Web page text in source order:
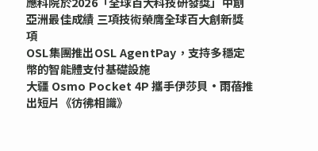
亞洲最佳成績 三項技術榮膺全球百大創新獎
項
OSL集團推出OSL AgentPay，支持多穩定
幣的智能體支付基礎設施
大疆 Osmo Pocket 4P 攜手伊莎貝•雨蓓推
出短片《彷彿相識》